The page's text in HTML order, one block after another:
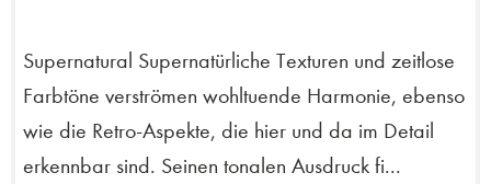
Supernatural Supernatürliche Texturen und zeitlose
Farbtöne verströmen wohltuende Harmonie, ebenso
wie die Retro-Aspekte, die hier und da im Detail
erkennbar sind. Seinen tonalen Ausdruck fi...